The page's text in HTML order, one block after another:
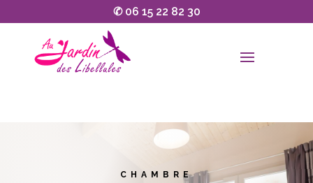
✆ 06 15 22 82 30
CHAMBRE